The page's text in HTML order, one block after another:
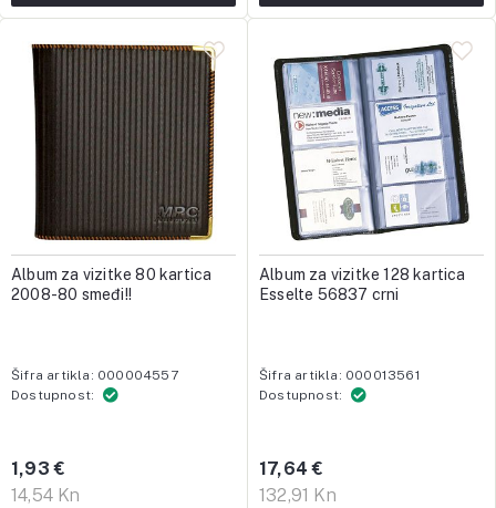
Album za vizitke 80 kartica
2008-80 smeđi!!
Šifra artikla: 000004557
Dostupnost:
14,54 Kn
1,93 €
Album za vizitke 128 kartica
Esselte 56837 crni
Šifra artikla: 000013561
Dostupnost:
132,91 Kn
17,64 €